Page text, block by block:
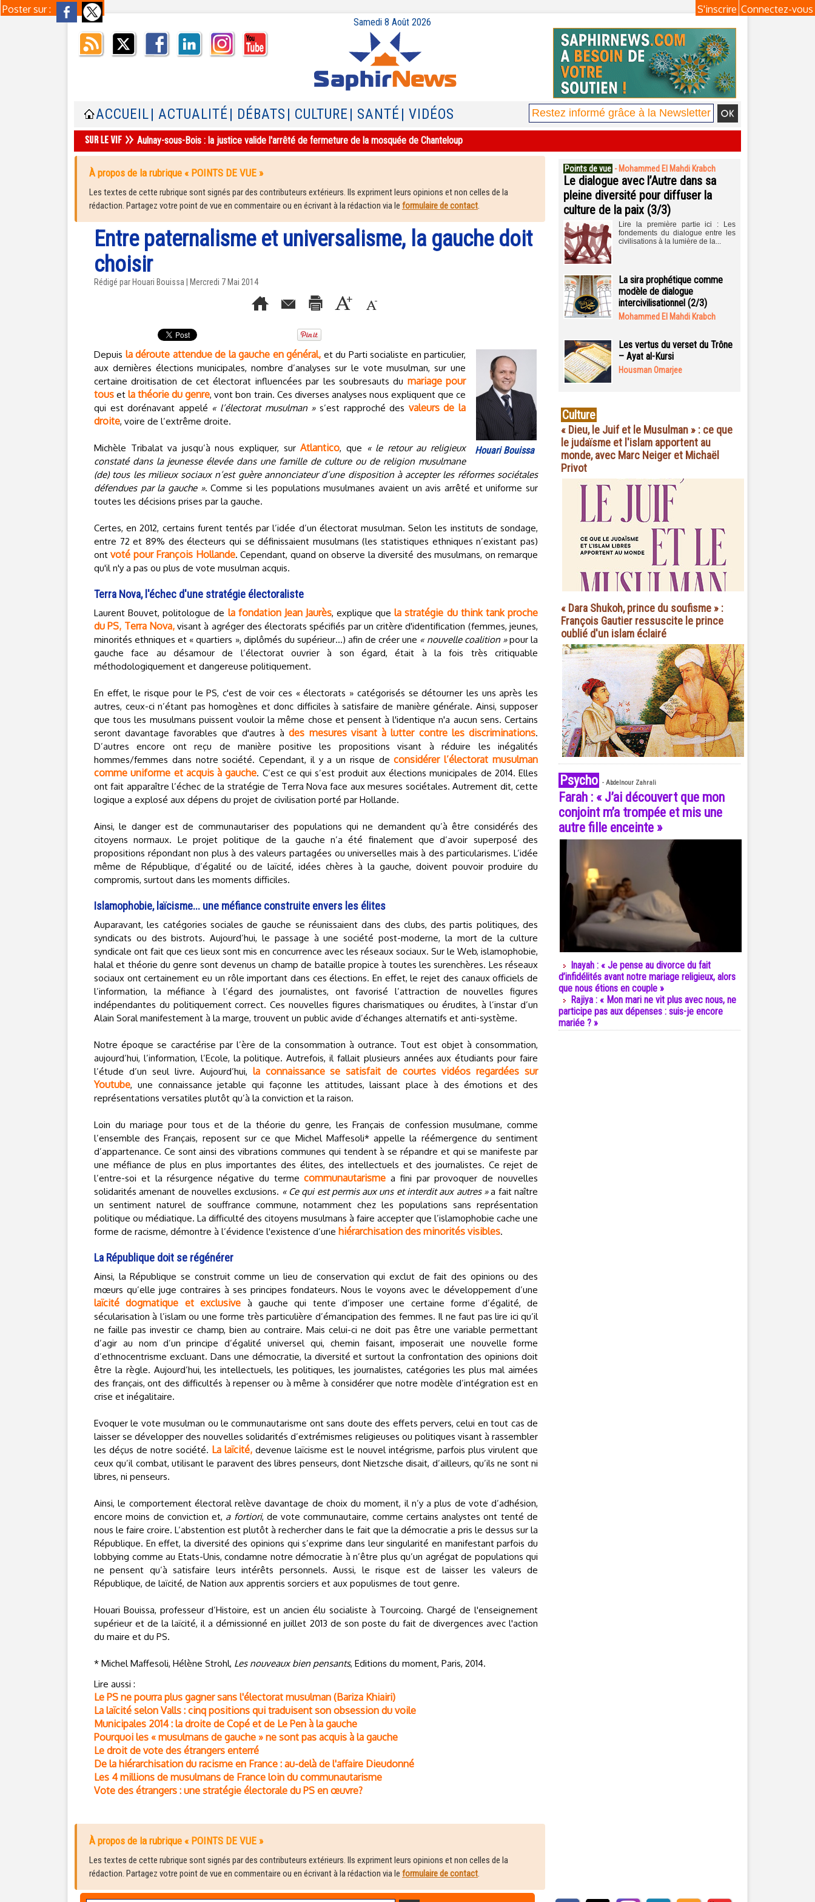
Poster sur : Connectez-vous
S'inscrire
Samedi 8 Août 2026
ACCUEIL | ACTUALITÉ | DÉBATS | CULTURE | SANTÉ | VIDÉOS
Aulnay-sous-Bois : la justice valide l'arrêté de fermeture de la mosquée de Chanteloup
À propos de la rubrique « POINTS DE VUE »
Les textes de cette rubrique sont signés par des contributeurs extérieurs. Ils expriment leurs opinions et non celles de la
rédaction. Partagez votre point de vue en commentaire ou en écrivant à la rédaction via le formulaire de contact.
Entre paternalisme et universalisme, la gauche doit
choisir
Rédigé par Houari Bouissa | Mercredi 7 Mai 2014
Houari Bouissa
Depuis la déroute attendue de la gauche en général, et du Parti socialiste en particulier,
aux dernières élections municipales, nombre d’analyses sur le vote musulman, sur une
certaine droitisation de cet électorat influencées par les soubresauts du mariage pour
tous etla théorie du genre, vont bon train. Ces diverses analyses nous expliquent que ce
qui est dorénavant appelé « l’électorat musulman »s’est rapproché des valeurs de la
droite, voire de l’extrême droite.
Michèle Tribalat va jusqu’à nous expliquer, surAtlantico, que « le retour au religieux
constaté dans la jeunesse élevée dans une famille de culture ou de religion musulmane
(de) tous les milieux sociaux n’est guère annonciateur d’une disposition à accepter les réformes sociétales
défendues par la gauche ». Comme si les populations musulmanes avaient un avis arrêté et uniforme sur
toutes les décisions prises par la gauche.
Certes, en 2012, certains furent tentés par l’idée d’un électorat musulman. Selon les instituts de sondage,
entre 72 et 89% des électeurs qui se définissaient musulmans (les statistiques ethniques n’existant pas)
ontvoté pour François Hollande. Cependant, quand on observe la diversité des musulmans, on remarque
qu'il n'y a pas ou plus de vote musulman acquis.
Terra Nova, l'échec d'une stratégie électoraliste
Laurent Bouvet, politologue de la fondation Jean Jaurès, explique quela stratégie du think tank proche
du PS, Terra Nova,visant à agréger des électorats spécifiés par un critère d'identification (femmes, jeunes,
minorités ethniques et « quartiers », diplômés du supérieur…) afin de créer une « nouvelle coalition »pour la
gauche face au désamour de l’électorat ouvrier à son égard, était à la fois très critiquable
méthodologiquement et dangereuse politiquement.
En effet, le risque pour le PS, c'est de voir ces « électorats » catégorisés se détourner les uns après les
autres, ceux-ci n’étant pas homogènes et donc difficiles à satisfaire de manière générale. Ainsi, supposer
que tous les musulmans puissent vouloir la même chose et pensent à l'identique n'a aucun sens. Certains
seront davantage favorables que d'autres àdes mesures visant à lutter contre les discriminations.
D’autres encore ont reçu de manière positive les propositions visant à réduire les inégalités
hommes/femmes dans notre société. Cependant, il y a un risque deconsidérer l’électorat musulman
comme uniforme et acquis à gauche. C’est ce qui s’est produit aux élections municipales de 2014. Elles
ont fait apparaître l’échec de la stratégie de Terra Nova face aux mesures sociétales. Autrement dit, cette
logique a explosé aux dépens du projet de civilisation porté par Hollande.
Ainsi, le danger est de communautariser des populations qui ne demandent qu’à être considérés des
citoyens normaux. Le projet politique de la gauche n’a été finalement que d’avoir superposé des
propositions répondant non plus à des valeurs partagées ou universelles mais à des particularismes. L’idée
même de République, d’égalité ou de laïcité, idées chères à la gauche, doivent pouvoir produire du
compromis, surtout dans les moments difficiles.
Islamophobie, laïcisme... une méfiance construite envers les élites
Auparavant, les catégories sociales de gauche se réunissaient dans des clubs, des partis politiques, des
syndicats ou des bistrots. Aujourd’hui, le passage à une société post-moderne, la mort de la culture
syndicale ont fait que ces lieux sont mis en concurrence avec les réseaux sociaux. Sur le Web, islamophobie,
halal et théorie du genre sont devenus un champ de bataille propice à toutes les surenchères. Les réseaux
sociaux ont certainement eu un rôle important dans ces élections. En effet, le rejet des canaux officiels de
l’information, la méfiance à l’égard des journalistes, ont favorisé l’attraction de nouvelles figures
indépendantes du politiquement correct. Ces nouvelles figures charismatiques ou érudites, à l’instar d’un
Alain Soral manifestement à la marge, trouvent un public avide d’échanges alternatifs et anti-système.
Notre époque se caractérise par l’ère de la consommation à outrance. Tout est objet à consommation,
aujourd’hui, l’information, l’Ecole, la politique. Autrefois, il fallait plusieurs années aux étudiants pour faire
l’étude d’un seul livre. Aujourd’hui, la connaissance se satisfait de courtes vidéos regardées sur
Youtube, une connaissance jetable qui façonne les attitudes, laissant place à des émotions et des
représentations versatiles plutôt qu’à la conviction et la raison.
Loin du mariage pour tous et de la théorie du genre, les Français de confession musulmane, comme
l’ensemble des Français, reposent sur ce que Michel Maffesoli* appelle la réémergence du sentiment
d’appartenance. Ce sont ainsi des vibrations communes qui tendent à se répandre et qui se manifeste par
une méfiance de plus en plus importantes des élites, des intellectuels et des journalistes. Ce rejet de
l’entre-soi et la résurgence négative du termecommunautarisme a fini par provoquer de nouvelles
solidarités amenant de nouvelles exclusions. « Ce qui est permis aux uns et interdit aux autres »a fait naître
un sentiment naturel de souffrance commune, notamment chez les populations sans représentation
politique ou médiatique. La difficulté des citoyens musulmans à faire accepter que l’islamophobie cache une
forme de racisme, démontre à l’évidence l'existence d’une hiérarchisation des minorités visibles.
La République doit se régénérer
Ainsi, la République se construit comme un lieu de conservation qui exclut de fait des opinions ou des
mœurs qu’elle juge contraires à ses principes fondateurs. Nous le voyons avec le développement d’une
laïcité dogmatique et exclusive à gauche qui tente d’imposer une certaine forme d’égalité, de
sécularisation à l’islam ou une forme très particulière d’émancipation des femmes. Il ne faut pas lire ici qu’il
ne faille pas investir ce champ, bien au contraire. Mais celui-ci ne doit pas être une variable permettant
d’agir au nom d’un principe d’égalité universel qui, chemin faisant, imposerait une nouvelle forme
d’ethnocentrisme excluant. Dans une démocratie, la diversité et surtout la confrontation des opinions doit
être la règle. Aujourd’hui, les intellectuels, les politiques, les journalistes, catégories les plus mal aimées
des français, ont des difficultés à repenser ou à même à considérer que notre modèle d’intégration est en
crise et inégalitaire.
Evoquer le vote musulman ou le communautarisme ont sans doute des effets pervers, celui en tout cas de
laisser se développer des nouvelles solidarités d’extrémismes religieuses ou politiques visant à rassembler
les déçus de notre société. La laïcité, devenue laïcisme est le nouvel intégrisme, parfois plus virulent que
ceux qu’il combat, utilisant le paravent des libres penseurs, dont Nietzsche disait, d’ailleurs, qu’ils ne sont ni
libres, ni penseurs.
Ainsi, le comportement électoral relève davantage de choix du moment, il n’y a plus de vote d’adhésion,
encore moins de conviction et, a fortiori, de vote communautaire, comme certains analystes ont tenté de
nous le faire croire. L’abstention est plutôt à rechercher dans le fait que la démocratie a pris le dessus sur la
République. En effet, la diversité des opinions qui s’exprime dans leur singularité en manifestant parfois du
lobbying comme au Etats-Unis, condamne notre démocratie à n’être plus qu’un agrégat de populations qui
ne pensent qu’à satisfaire leurs intérêts personnels. Aussi, le risque est de laisser les valeurs de
République, de laïcité, de Nation aux apprentis sorciers et aux populismes de tout genre.
Houari Bouissa, professeur d’Histoire, est un ancien élu socialiste à Tourcoing. Chargé de l'enseignement
supérieur et de la laïcité, il a démissionné en juillet 2013 de son poste du fait de divergences avec l'action
du maire et du PS.
* Michel Maffesoli, Hélène Strohl, Les nouveaux bien pensants, Editions du moment, Paris, 2014.
Lire aussi :
Le PS ne pourra plus gagner sans l'électorat musulman (Bariza Khiairi)
La laïcité selon Valls : cinq positions qui traduisent son obsession du voile
Municipales 2014 : la droite de Copé et de Le Pen à la gauche
Pourquoi les « musulmans de gauche » ne sont pas acquis à la gauche
Le droit de vote des étrangers enterré
De la hiérarchisation du racisme en France : au-delà de l'affaire Dieudonné
Les 4 millions de musulmans de France loin du communautarisme
Vote des étrangers : une stratégie électorale du PS en œuvre?
À propos de la rubrique « POINTS DE VUE »
Les textes de cette rubrique sont signés par des contributeurs extérieurs. Ils expriment leurs opinions et non celles de la
rédaction. Partagez votre point de vue en commentaire ou en écrivant à la rédaction via le formulaire de contact.
Points de vue - Mohammed El Mahdi Krabch
Le dialogue avec l’Autre dans sa
pleine diversité pour diffuser la
culture de la paix (3/3)
Lire la première partie ici : Les
fondements du dialogue entre les
civilisations à la lumière de la...
La sira prophétique comme
modèle de dialogue
intercivilisationnel (2/3)
Mohammed El Mahdi Krabch
Les vertus du verset du Trône
– Ayat al-Kursi
Housman Omarjee
Culture
« Dieu, le Juif et le Musulman » : ce que
le judaïsme et l'islam apportent au
monde, avec Marc Neiger et Michaël
Privot
« Dara Shukoh, prince du soufisme » :
François Gautier ressuscite le prince
oublié d'un islam éclairé
Psycho - Abdelnour Zahrali
Farah : « J’ai découvert que mon
conjoint m’a trompée et mis une
autre fille enceinte »
Inayah : « Je pense au divorce du fait
d’infidélités avant notre mariage religieux, alors
que nous étions en couple »
Rajiya : « Mon mari ne vit plus avec nous, ne
participe pas aux dépenses : suis-je encore
mariée ? »